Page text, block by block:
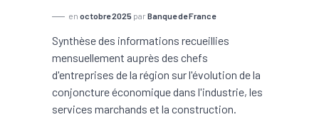
en octobre 2025 par Banque de France
Synthèse des informations recueillies
mensuellement auprès des chefs
d'entreprises de la région sur l'évolution de la
conjoncture économique dans l'industrie, les
services marchands et la construction.